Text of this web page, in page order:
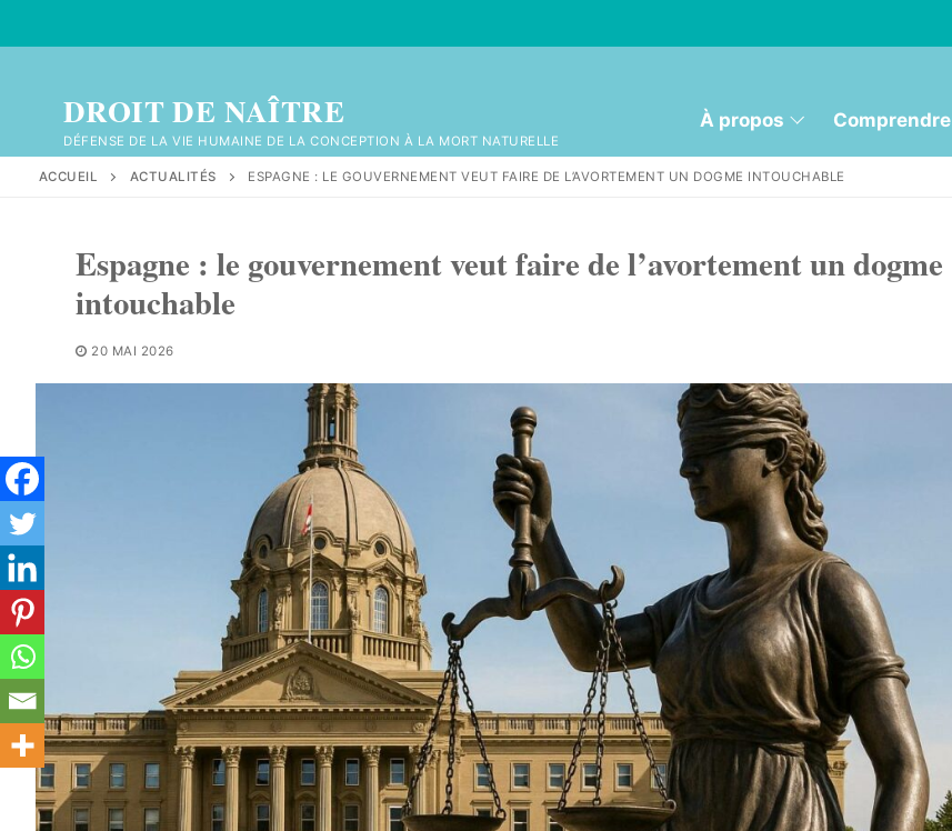
DROIT DE NAÎTRE
DÉFENSE DE LA VIE HUMAINE DE LA CONCEPTION À LA MORT NATURELLE
À propos Comprendre
ACCUEIL ACTUALITÉS ESPAGNE : LE GOUVERNEMENT VEUT FAIRE DE L’AVORTEMENT UN DOGME INTOUCHABLE
Espagne : le gouvernement veut faire de l’avortement un dogme
intouchable
20 MAI 2026